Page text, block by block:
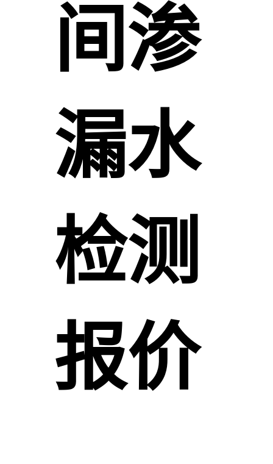
间渗
漏水
检测
报价